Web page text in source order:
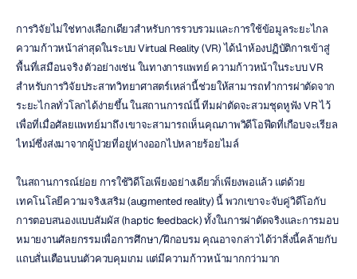
การวิจัยไม่ใช่ทางเลือกเดียวสำหรับการรวบรวมและการใช้ข้อมูลระยะไกล
ความก้าวหน้าล่าสุดในระบบ Virtual Reality (VR) ได้นำห้องปฏิบัติการเข้าสู่
พื้นที่เสมือนจริง ตัวอย่างเช่น ในทางการแพทย์ ความก้าวหน้าในระบบ VR
สำหรับการวิจัยประสาทวิทยาศาสตร์เหล่านี้ช่วยให้สามารถทำการผ่าตัดจาก
ระยะไกลทั่วโลกได้ง่ายขึ้น ในสถานการณ์นี้ ทีมผ่าตัดจะสวมชุดหูฟัง VR ไว้
เพื่อที่เมื่อศัลยแพทย์มาถึง เขาจะสามารถเห็นคุณภาพวิดีโอฟีดที่เกือบจะเรียล
ไทม์ซึ่งส่งมาจากผู้ป่วยที่อยู่ห่างออกไปหลายร้อยไมล์
ในสถานการณ์ย่อย การใช้วิดีโอเพียงอย่างเดียวก็เพียงพอแล้ว แต่ด้วย
เทคโนโลยีความจริงเสริม (augmented reality) นี้ พวกเขาจะจับคู่วิดีโอกับ
การตอบสนองแบบสัมผัส (haptic feedback) ทั้งในการผ่าตัดจริงและการมอบ
หมายงานศัลยกรรมเพื่อการศึกษา/ฝึกอบรม คุณอาจกล่าวได้ว่าสิ่งนี้คล้ายกับ
แถบสั่นเตือนบนตัวควบคุมเกม แต่มีความก้าวหน้ามากกว่ามาก